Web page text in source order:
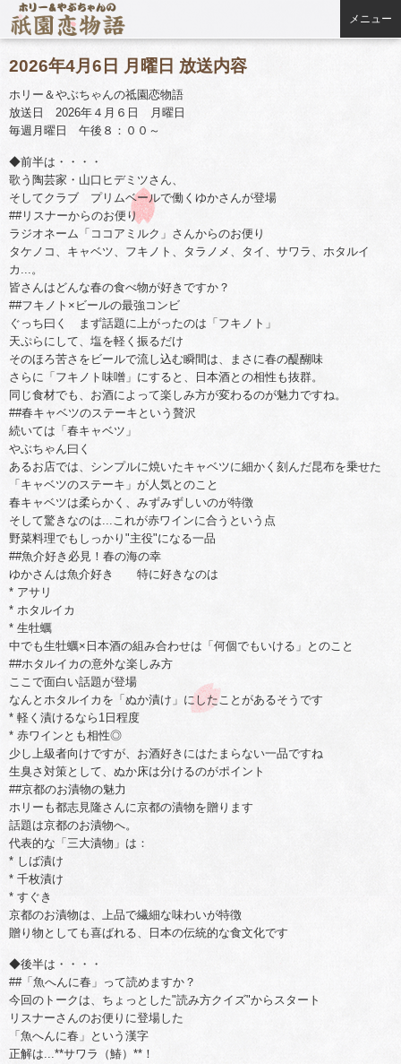
メニュー
2026年4月6日 月曜日 放送内容
ホリー＆やぶちゃんの祗園恋物語
放送日 2026年４月６日 月曜日
毎週月曜日 午後８：００～
◆前半は・・・・
歌う陶芸家・山口ヒデミツさん、
そしてクラブ プリムベールで働くゆかさんが登場
##リスナーからのお便り
ラジオネーム「ココアミルク」さんからのお便り
タケノコ、キャベツ、フキノト、タラノメ、タイ、サワラ、ホタルイ
カ...。
皆さんはどんな春の食べ物が好きですか？
##フキノト×ビールの最強コンビ
ぐっち曰く まず話題に上がったのは「フキノト」
天ぷらにして、塩を軽く振るだけ
そのほろ苦さをビールで流し込む瞬間は、まさに春の醍醐味
さらに「フキノト味噌」にすると、日本酒との相性も抜群。
同じ食材でも、お酒によって楽しみ方が変わるのが魅力ですね。
##春キャベツのステーキという贅沢
続いては「春キャベツ」
やぶちゃん曰く
あるお店では、シンプルに焼いたキャベツに細かく刻んだ昆布を乗せた
「キャベツのステーキ」が人気とのこと
春キャベツは柔らかく、みずみずしいのが特徴
そして驚きなのは...これが赤ワインに合うという点
野菜料理でもしっかり"主役"になる一品
##魚介好き必見！春の海の幸
ゆかさんは魚介好き 特に好きなのは
* アサリ
* ホタルイカ
* 生牡蠣
中でも生牡蠣×日本酒の組み合わせは「何個でもいける」とのこと
##ホタルイカの意外な楽しみ方
ここで面白い話題が登場
なんとホタルイカを「ぬか漬け」にしたことがあるそうです
* 軽く漬けるなら1日程度
* 赤ワインとも相性◎
少し上級者向けですが、お酒好きにはたまらない一品ですね
生臭さ対策として、ぬか床は分けるのがポイント
##京都のお漬物の魅力
ホリーも都志見隆さんに京都の漬物を贈ります
話題は京都のお漬物へ。
代表的な「三大漬物」は：
* しば漬け
* 千枚漬け
* すぐき
京都のお漬物は、上品で繊細な味わいが特徴
贈り物としても喜ばれる、日本の伝統的な食文化です
◆後半は・・・・
##「魚へんに春」って読めますか？
今回のトークは、ちょっとした"読み方クイズ"からスタート
リスナーさんのお便りに登場した
「魚へんに春」という漢字
正解は...**サワラ（鰆）**！